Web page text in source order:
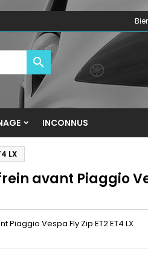

INCONNUS
LX
avant Piaggio
Piaggio Vespa Fly Zip ET2 ET4 LX
×
×
×
liste